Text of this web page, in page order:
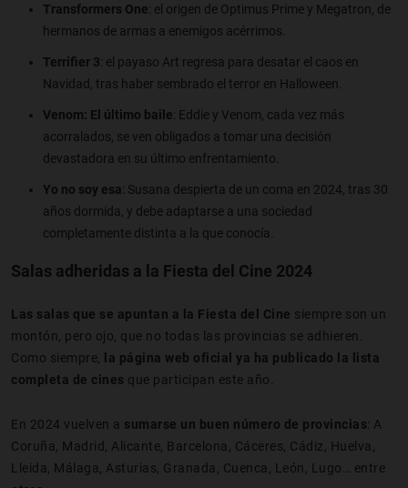
Transformers One: el origen de Optimus Prime y Megatron, de
hermanos de armas a enemigos acérrimos.
Terrifier 3: el payaso Art regresa para desatar el caos en
Navidad, tras haber sembrado el terror en Halloween.
Venom: El último baile: Eddie y Venom, cada vez más
acorralados, se ven obligados a tomar una decisión
devastadora en su último enfrentamiento.
Yo no soy esa: Susana despierta de un coma en 2024, tras 30
años dormida, y debe adaptarse a una sociedad
completamente distinta a la que conocía.
Salas adheridas a la Fiesta del Cine 2024
Las salas que se apuntan a la Fiesta del Cine siempre son un
montón, pero ojo, que no todas las provincias se adhieren.
Como siempre,
la página web oficial ya ha publicado la lista
completa de cines que participan este año.
En 2024 vuelven a sumarse un buen número de provincias: A
Coruña, Madrid, Alicante, Barcelona, Cáceres, Cádiz, Huelva,
Lleida, Málaga, Asturias, Granada, Cuenca, León, Lugo… entre